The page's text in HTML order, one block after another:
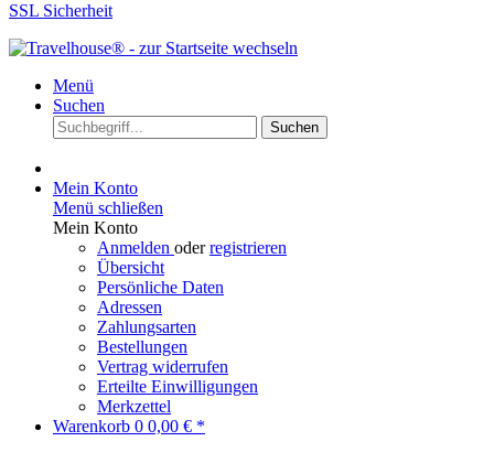
SSL Sicherheit
Menü
Suchen
Suchen
Mein Konto
Menü schließen
Mein Konto
Anmelden oderregistrieren
Übersicht
Persönliche Daten
Adressen
Zahlungsarten
Bestellungen
Vertrag widerrufen
Erteilte Einwilligungen
Merkzettel
Warenkorb 0 0,00 € *